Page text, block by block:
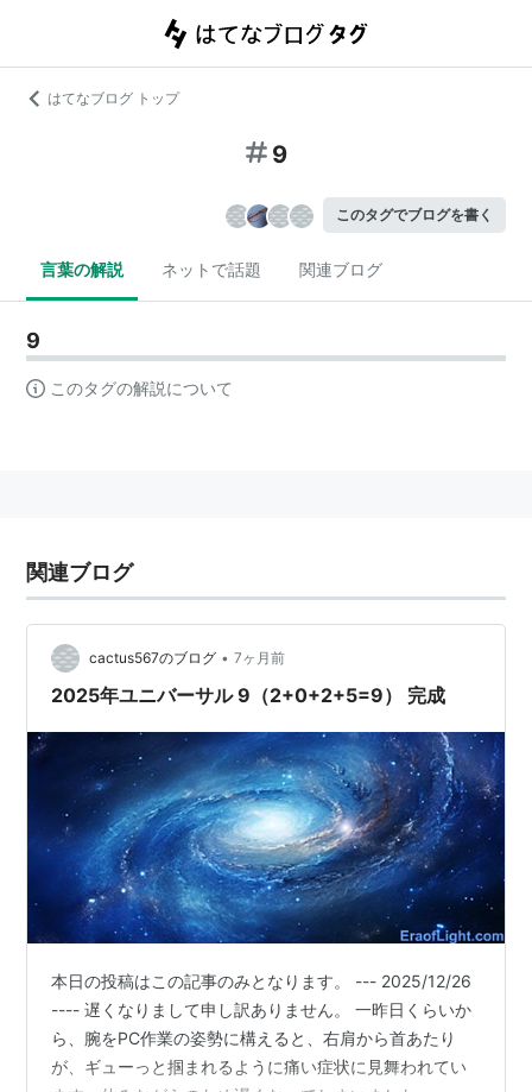
はてなブログ トップ
9
このタグでブログを書く
言葉の解説 ネットで話題 関連ブログ
9
このタグの解説について
関連ブログ
cactus567のブログ • 7ヶ月前
2025年ユニバーサル 9（2+0+2+5=9） 完成
本日の投稿はこの記事のみとなります。 --- 2025/12/26
---- 遅くなりまして申し訳ありません。 一昨日くらいか
ら、腕をPC作業の姿勢に構えると、右肩から首あたり
が、ギューっと掴まれるように痛い症状に見舞われてい